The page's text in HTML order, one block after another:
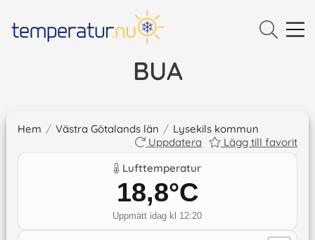
BUA
Hem / Västra Götalands län / Lysekils kommun
Uppdatera
Lägg till favorit
Lufttemperatur
18,8°C
Uppmätt idag kl 12:20